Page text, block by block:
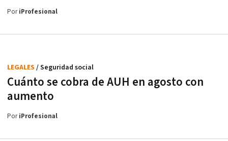
PoriProfesional
Cuánto se cobra de AUH en agosto con
aumento
LEGALES / Seguridad social
PoriProfesional